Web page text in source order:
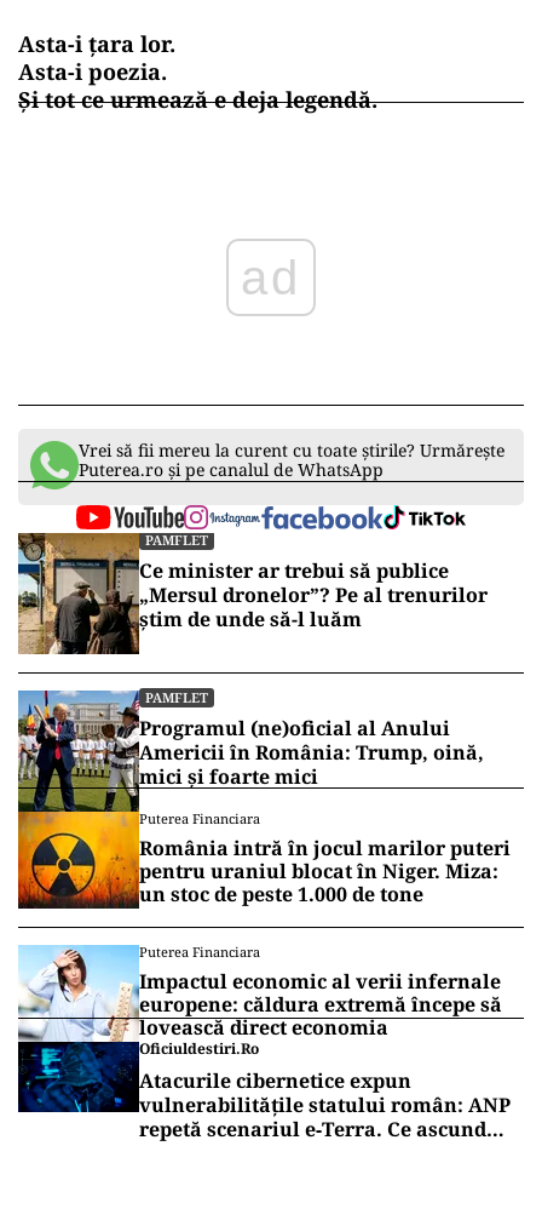
Asta-i țara lor.
Asta-i poezia.
Și tot ce urmează e deja legendă.
ad
Vrei să fii mereu la curent cu toate știrile? Urmărește
Puterea.ro și pe canalul de WhatsApp
PAMFLET
Ce minister ar trebui să publice
„Mersul dronelor”? Pe al trenurilor
știm de unde să-l luăm
PAMFLET
Programul (ne)oficial al Anului
Americii în România: Trump, oină,
mici și foarte mici
Puterea Financiara
România intră în jocul marilor puteri
pentru uraniul blocat în Niger. Miza:
un stoc de peste 1.000 de tone
Puterea Financiara
Impactul economic al verii infernale
europene: căldura extremă începe să
lovească direct economia
Oficiuldestiri.ro
Atacurile cibernetice expun
vulnerabilitățile statului român: ANP
repetă scenariul e‑Terra. Ce ascund